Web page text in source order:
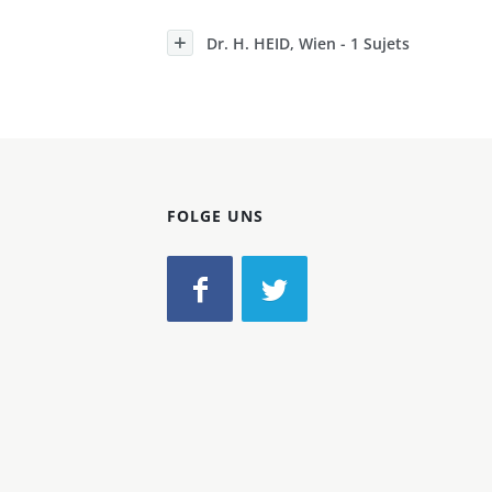
Dr. H. HEID, Wien - 1 Sujets
FOLGE UNS